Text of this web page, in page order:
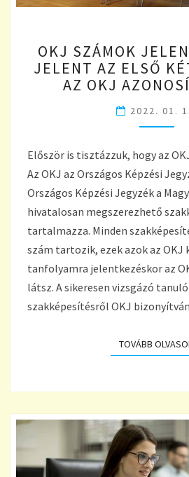
–
AZ
KÉT
AZ
OKJ
OKJ SZÁMOK
JELENT AZ ELSŐ
AZ OKJ
2022. 01.
Először is tisztázzuk, hogy az
Az OKJ az Országos Képzési
Országos Képzési Jegyzék a
hivatalosan megszerezhető
tartalmazza. Minden
szám tartozik, ezek azok az OKJ
tanfolyamra jelentkezéskor az
látsz. A sikeresen vizsgázó
szakképesítésről OKJ
TOVÁBB